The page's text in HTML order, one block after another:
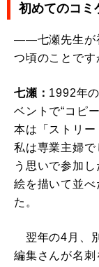
初めてのコミ
――七瀬先生が
つ頃のことです
七瀬： 1992年
ベントで“コピ
本は「ストリー
私は専業主婦
う思いで参加
絵を描いて並べ
た。
翌年の4月、
編集さんが名